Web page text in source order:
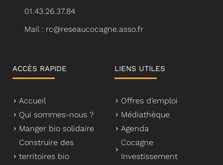
01.43.26.37.84
Mail : rc@reseaucocagne.asso.fr
ACCÈS RAPIDE
Accueil
Qui sommes-nous ?
Manger bio solidaire
Construire des
territoires bio
LIENS UTILES
Offres d’emploi
Médiathèque
Agenda
Cocagne
Investissement